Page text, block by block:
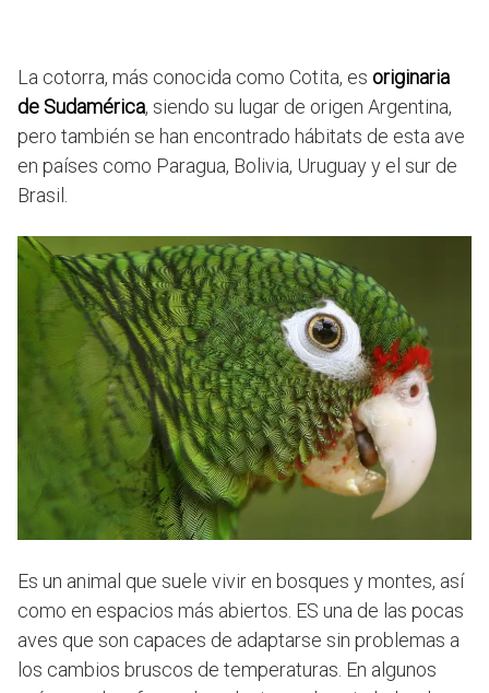
La cotorra, más conocida como Cotita, es originaria
de Sudamérica, siendo su lugar de origen Argentina,
pero también se han encontrado hábitats de esta ave
en países como Paragua, Bolivia, Uruguay y el sur de
Brasil.
Es un animal que suele vivir en bosques y montes, así
como en espacios más abiertos. ES una de las pocas
aves que son capaces de adaptarse sin problemas a
los cambios bruscos de temperaturas. En algunos